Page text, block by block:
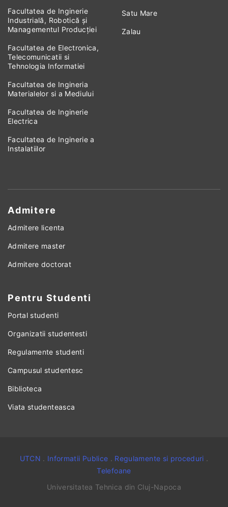
Facultatea de Inginerie
Industrială, Robotică și
Managementul Producției
Facultatea de Electronica,
Telecomunicatii si
Tehnologia Informatiei
Facultatea de Ingineria
Materialelor si a Mediului
Facultatea de Inginerie
Electrica
Facultatea de Inginerie a
Instalatiilor
Satu Mare
Zalau
Admitere
Admitere licenta
Admitere master
Admitere doctorat
Pentru Studenti
Portal studenti
Organizatii studentesti
Regulamente studenti
Campusul studentesc
Biblioteca
Viata studenteasca
UTCN . Informatii Publice . Regulamente si proceduri .
Telefoane
Universitatea Tehnica din Cluj-Napoca